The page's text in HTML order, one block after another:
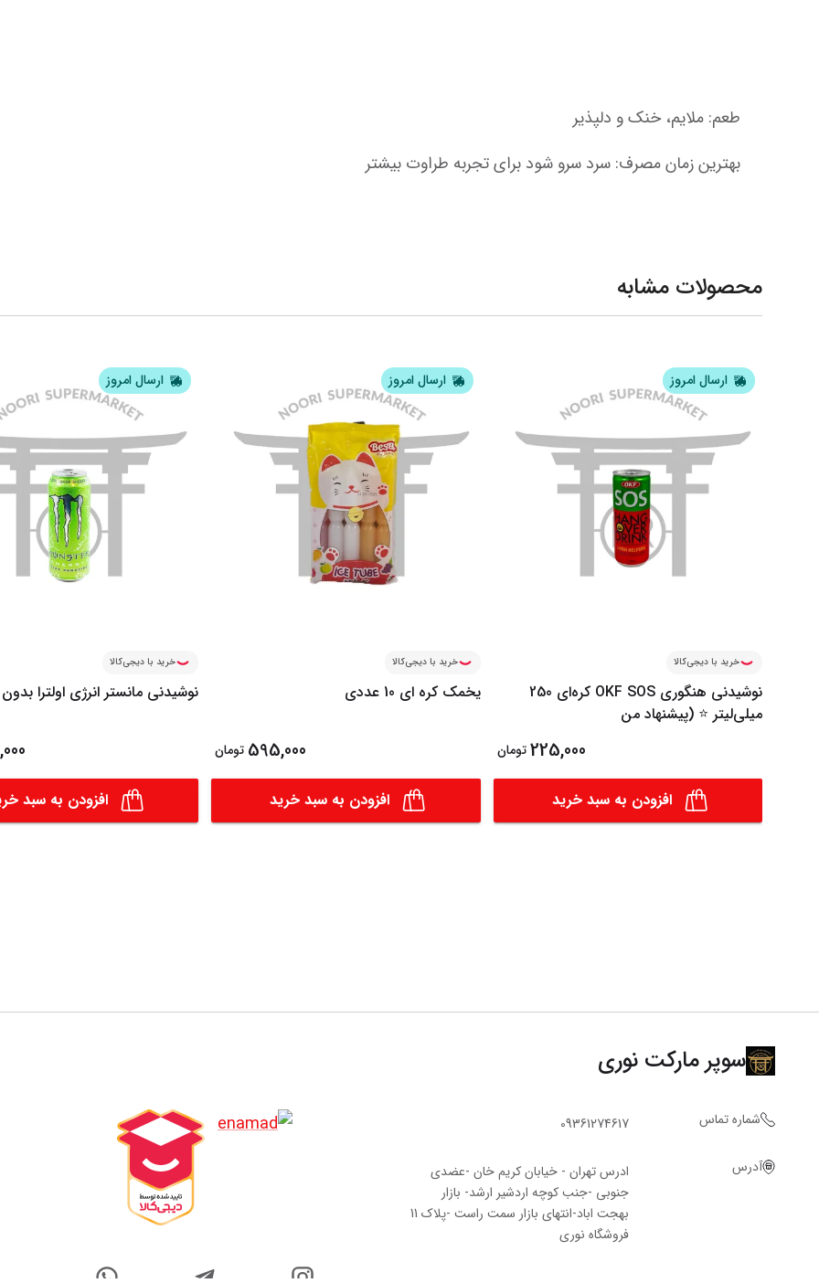
طعم: ملایم، خنک و دلپذیر
بهترین زمان مصرف: سرد سرو شود برای تجربه طراوت بیشتر
محصولات مشابه
ارسال امروز
خرید با دیجی‌کالا
نوشیدنی هنگوری OKF SOS کره‌ای 250
میلی‌لیتر ⭐ (پیشنهاد من
225,000 تومان
افزودن به سبد خرید
ارسال امروز
خرید با دیجی‌کالا
یخمک کره ای 10 عددی
595,000 تومان
افزودن به سبد خرید
ارسال امروز
خرید با دیجی‌کالا
نوشیدنی مانستر انرژی اولترا
افزودن به سبد
سوپر مارکت نوری
شماره تماس 09361274617
آدرس
ادرس تهران - خیابان کریم خان -عضدی
جنوبی -جنب کوچه اردشیر ارشد- بازار
بهجت اباد-انتهای بازار سمت راست -پلاک 11
فروشگاه‌ نوری